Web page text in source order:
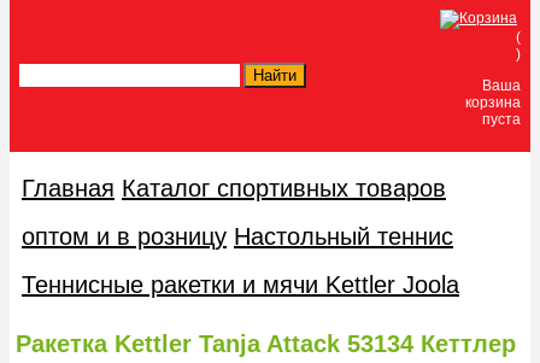
(
)
Ваша
корзина
пуста
Главная Каталог спортивных товаров
оптом и в розницу Настольный теннис
Теннисные ракетки и мячи Kettler Joola
Ракетка Kettler Tanja Attack 53134 Кеттлер